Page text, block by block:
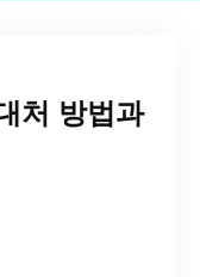
처 방법과